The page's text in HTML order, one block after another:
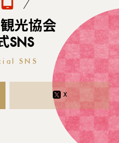
光協会
SNS
SNS
X